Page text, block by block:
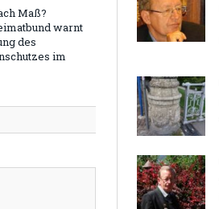
Maß?
warnt
des
im